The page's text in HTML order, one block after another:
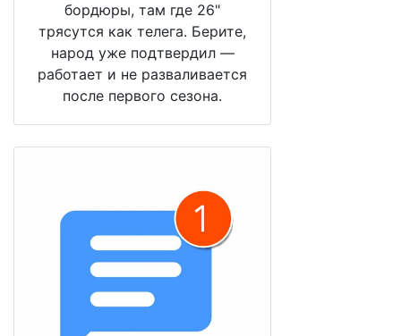
бордюры, там где 26"
трясутся как телега. Берите,
народ уже подтвердил —
работает и не разваливается
после первого сезона.